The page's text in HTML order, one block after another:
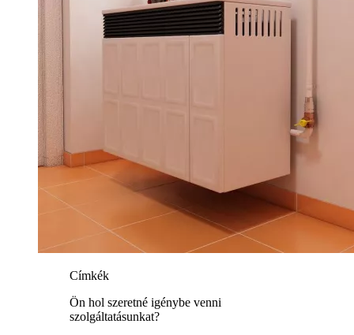
Címkék
Ön hol szeretné igénybe venni
szolgáltatásunkat?